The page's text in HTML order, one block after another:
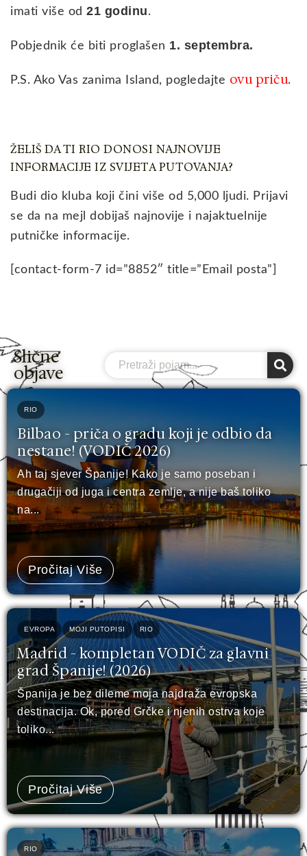
imati više od 21 godinu.
Pobjednik će biti proglašen 1. septembra.
P.S. Ako Vas zanima Island, pogledajte ovu priču.
ŽELIŠ DA TI RIO DONOSI NAJNOVIJE
INFORMACIJE IZ SVIJETA PUTOVANJA?
Budi dio kluba koji čini više od 5,000 ljudi. Prijavi
se da na mejl dobijaš najnovije i najaktuelnije
putničke informacije.
[contact-form-7 id=”8852″ title=”Email posta”]
Slične
objave
RIO
Bilbao - priča o gradu koji je odbio da
nestane! (VODIČ 2026)
Ah taj sjever Španije! Kako je samo poseban i
drugačiji od juga i centra zemlje, a nije baš toliko
na...
Pročitaj Više
EVROPA MOJI PUTOPISI RIO
Madrid - kompletan VODIČ za glavni
grad Španije! (2026)
Španija je bez dileme moja najdraža evropska
destinacija. Ok, pored Grčke i njenih ostrva koje
toliko...
Pročitaj Više
RIO